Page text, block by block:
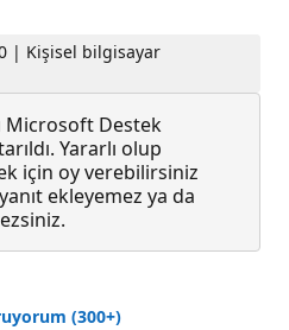
| Kişisel bilgisayar
Microsoft Destek
Yararlı olup
için oy verebilirsiniz
ekleyemez ya da
(300+)